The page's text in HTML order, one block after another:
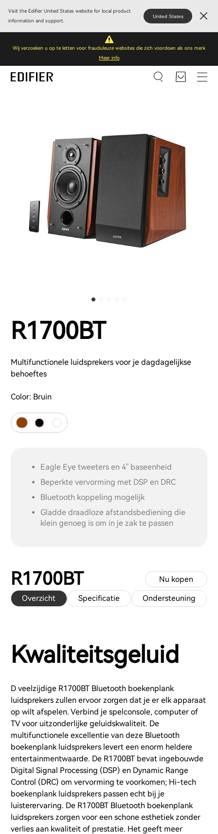
Visit the Edifier United States website for local product
information and support.
United States
Wij verzoeken u op te letten voor frauduleuze websites die zich voordoen als ons merk
Meer info
R1700BT
Multifunctionele luidsprekers voor je dagdagelijkse
behoeftes
Color: Bruin
Eagle Eye tweeters en 4" baseenheid
Beperkte vervorming met DSP en DRC
Bluetooth koppeling mogelijk
Gladde draadloze afstandsbediening die
klein genoeg is om in je zak te passen
R1700BT
Overzicht Specificatie Ondersteuning
Nu kopen
Kwaliteitsgeluid
D veelzijdige R1700BT Bluetooth boekenplank
luidsprekers zullen ervoor zorgen dat je er elk apparaat
op wilt afspelen. Verbind je spelconsole, computer of
TV voor uitzonderlijke geluidskwaliteit. De
multifunctionele excellentie van deze Bluetooth
boekenplank luidsprekers levert een enorm heldere
entertainmentwaarde. De R1700BT bevat ingebouwde
Digital Signal Processing (DSP) en Dynamic Range
Control (DRC) om vervorming te voorkomen; Hi-tech
boekenplank luidsprekers passen echt bij je
luisterervaring. De R1700BT Bluetooth boekenplank
luidsprekers zorgen voor een schone esthetiek zonder
verlies aan kwaliteit of prestatie. Het geeft meer